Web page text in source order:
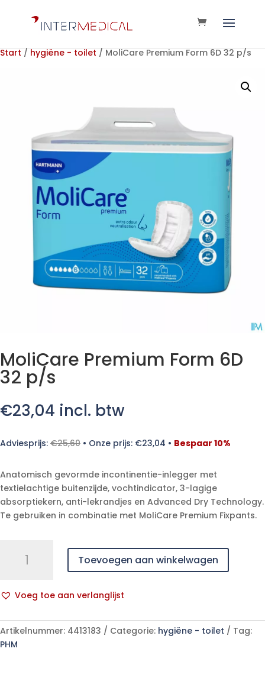
Start / hygiëne - toilet / MoliCare Premium Form 6D 32 p/s
MoliCare Premium Form 6D
32 p/s
€23,04 incl. btw
Adviesprijs: €25,60 • Onze prijs: €23,04 • Bespaar 10%
Anatomisch gevormde incontinentie-inlegger met
textielachtige buitenzijde, vochtindicator, 3-lagige
absorptiekern, anti-lekrandjes en Advanced Dry Technology.
Te gebruiken in combinatie met MoliCare Premium Fixpants.
Premium
32
aantal
Toevoegen aan winkelwagen
Voeg toe aan verlanglijst
l
t
e
Artikelnummer: 4413183 Categorie: hygiëne - toilet
Tag:
PHM